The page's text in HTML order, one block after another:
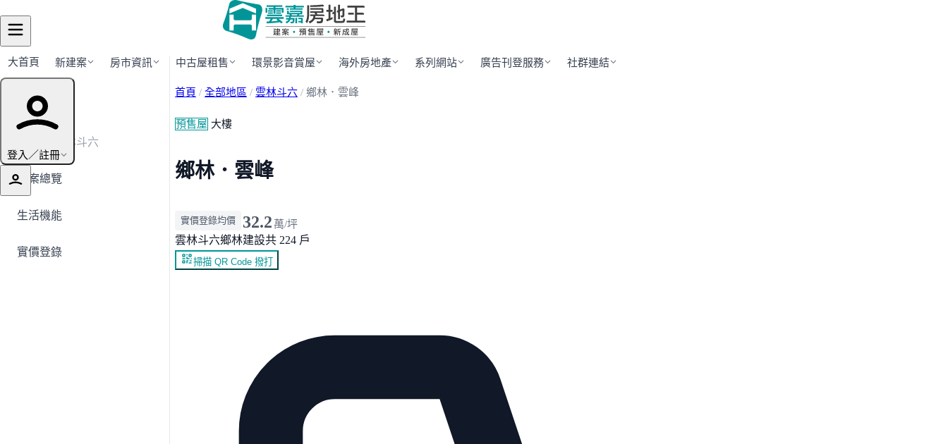
大首頁 新建案 房市資訊 中古屋租售 環景影音賞屋 海外房地產 系列網站 廣告刊登服務 社群連結
登入／註冊
建案導覽
← 返回雲林斗六
建案總覽
生活機能
實價登錄
首頁 / 全部地區 / 雲林斗六 / 鄉林．雲峰
預售屋 大樓
鄉林．雲峰
實價登錄均價 32.2 萬/坪
雲林斗六鄉林建設共 224 戶
掃描 QR Code 撥打